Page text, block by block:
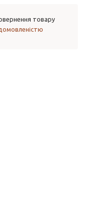
товару